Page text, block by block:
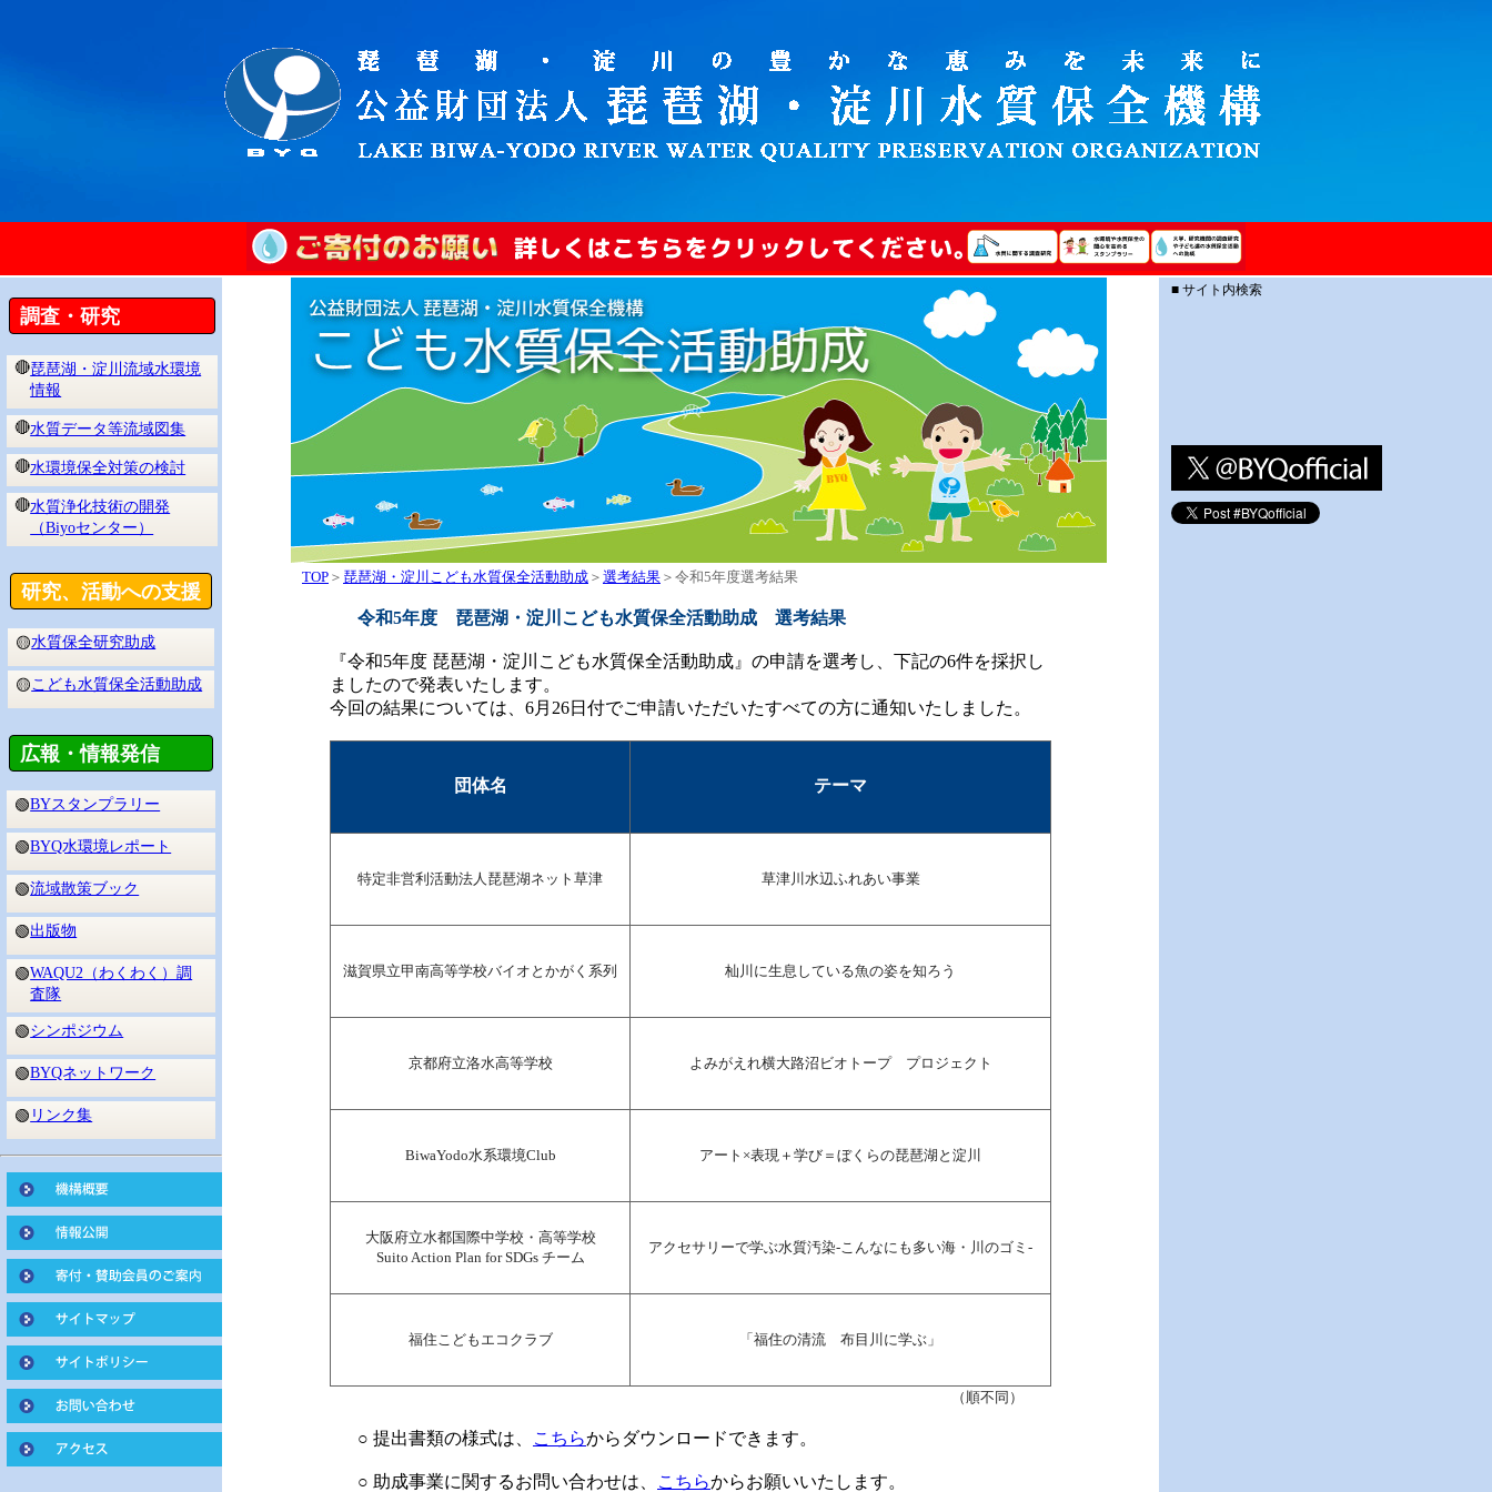
調査・研究
🔴琵琶湖・淀川流域水環境
情報
🔴水質データ等流域図集
🔴水環境保全対策の検討
🔴水質浄化技術の開発
（Biyoセンター）
研究、活動への支援
🟡水質保全研究助成
🟡こども水質保全活動助成
広報・情報発信
🟢BYスタンプラリー
🟢BYQ水環境レポート
🟢流域散策ブック
🟢出版物
🟢WAQU2（わくわく）調
査隊
🟢シンポジウム
🟢BYQネットワーク
🟢 リンク集
TOP ＞ 琵琶湖・淀川こども水質保全活動助成 ＞ 選考結果 ＞令和5年度選考結果
令和5年度 琵琶湖・淀川こども水質保全活動助成 選考結果
『令和5年度 琵琶湖・淀川こども水質保全活動助成』の申請を選考し、下記の6件を採択し
ましたので発表いたします。
今回の結果については、6月26日付でご申請いただいたすべての方に通知いたしました。
団体名 テーマ
特定非営利活動法人琵琶湖ネット草津 草津川水辺ふれあい事業
滋賀県立甲南高等学校バイオとかがく系列 杣川に生息している魚の姿を知ろう
京都府立洛水高等学校 よみがえれ横大路沼ビオトープ プロジェクト
BiwaYodo水系環境Club アート×表現＋学び＝ぼくらの琵琶湖と淀川
大阪府立水都国際中学校・高等学校
Suito Action Plan for SDGs チーム
アクセサリーで学ぶ水質汚染-こんなにも多い海・川のゴミ-
福住こどもエコクラブ 「福住の清流 布目川に学ぶ」
（順不同）
○ 提出書類の様式は、 こちらからダウンロードできます。
○ 助成事業に関するお問い合わせは、 こちらからお願いいたします。
■ サイト内検索